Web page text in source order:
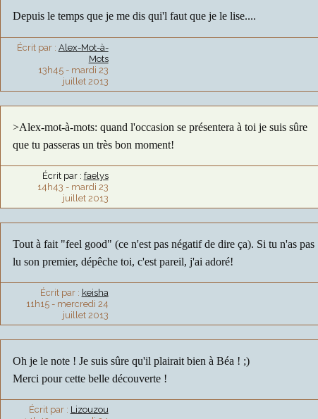
Depuis le temps que je me dis qui'l faut que je le lise....
Écrit par : Alex-Mot-à-
Mots
13h45- mardi 23
juillet 2013
>Alex-mot-à-mots: quand l'occasion se présentera à toi je suis sûre
que tu passeras un très bon moment!
Écrit par : faelys
14h43 - mardi 23
juillet 2013
Tout à fait "feel good" (ce n'est pas négatif de dire ça). Si tu n'as pas
lu son premier, dépêche toi, c'est pareil, j'ai adoré!
Écrit par : keisha
11h15- mercredi 24
juillet 2013
Oh je le note ! Je suis sûre qu'il plairait bien à Béa ! ;)
Merci pour cette belle découverte !
Écrit par : Lizouzou